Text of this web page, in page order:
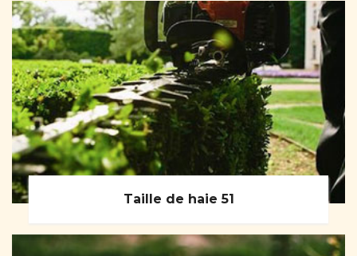
Taille de haie 51